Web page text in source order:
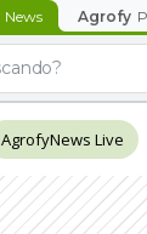
News Agrofy
AgrofyNews Live